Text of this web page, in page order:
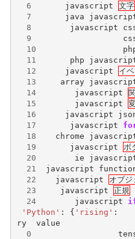
6
javascript 文字
7
java
8
javascript
9
10
11
php
12
javascript イ
13
array
14
javascript
15
javascript
16
javascript
17
javascript
18
chrome
19
javascript ボ
20
ie
21
javascript
22
javascript オブジ
23
javascript 正規
24
javascript
'Python' : { 'rising' :
ry
value
0